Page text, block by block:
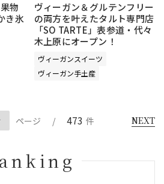
物
き氷
ヴィーガン＆グルテンフリー
の両方を叶えたタルト専門店
「SO TARTE」表参道・代々
木上原にオープン！
ヴィーガンスイーツ
ヴィーガン手土産
ページ / 473 件 NEXT